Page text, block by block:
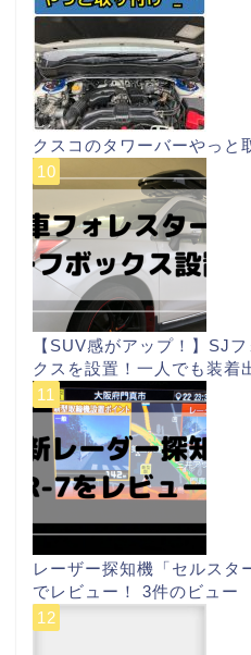
クスコのタワーバーやっと
【SUV感がアップ！】SJ
クスを設置！一人でも装着
レーザー探知機「セルスタ
でレビュー！ 3件のビュー